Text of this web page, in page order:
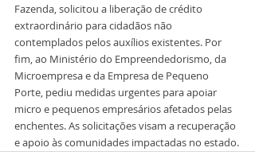
Fazenda, solicitou a liberação de crédito
extraordinário para cidadãos não
contemplados pelos auxílios existentes. Por
fim, ao Ministério do Empreendedorismo, da
Microempresa e da Empresa de Pequeno
Porte, pediu medidas urgentes para apoiar
micro e pequenos empresários afetados pelas
enchentes. As solicitações visam a recuperação
e apoio às comunidades impactadas no estado.